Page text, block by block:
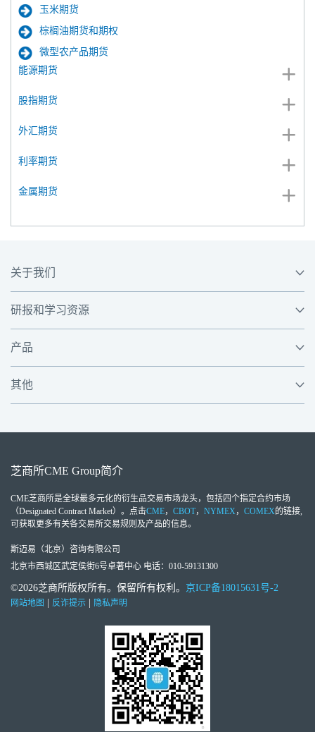
玉米期货
棕榈油期货和期权
微型农产品期货
能源期货
股指期货
外汇期货
利率期货
金属期货
关于我们
研报和学习资源
产品
其他
芝商所CME Group简介
CME芝商所是全球最多元化的衍生品交易市场龙头，包括四个指定合约市场
（Designated Contract Market）。点击CME， CBOT， NYMEX， COMEX的链接,
可获取更多有关各交易所交易规则及产品的信息。
斯迈易（北京）咨询有限公司
北京市西城区武定侯街6号卓著中心 电话：010-59131300
©2026芝商所版权所有。保留所有权利。 京ICP备18015631号-2
网站地图 反诈提示 隐私声明